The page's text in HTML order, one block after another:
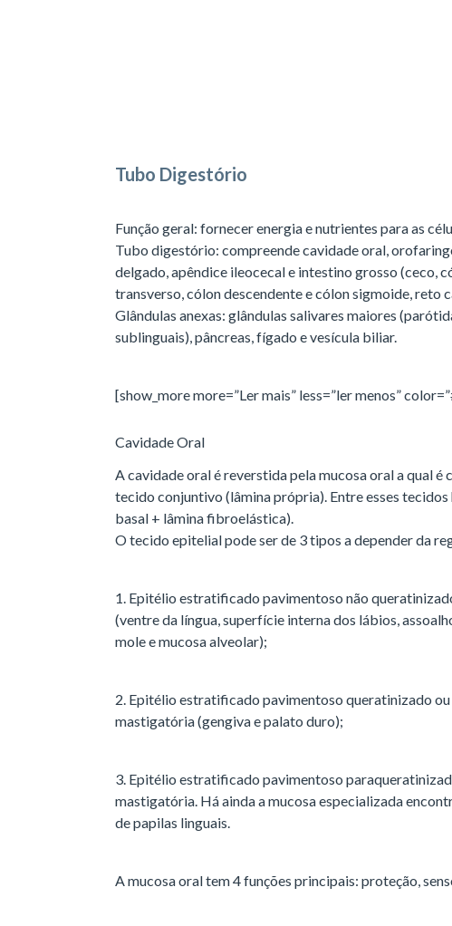
Tubo Digestório
Função geral: fornecer energia e nutrientes para as
Tubo digestório: compreende cavidade oral,
delgado, apêndice ileocecal e intestino grosso (ceco,
transverso, cólon descendente e cólon sigmoide, reto
Glândulas anexas: glândulas salivares maiores
sublinguais), pâncreas, fígado e vesícula biliar.
[show_more more=”Ler mais” less=”ler menos”
Cavidade Oral
A cavidade oral é reverstida pela mucosa oral a qual
tecido conjuntivo (lâmina própria). Entre esses tecidos
basal + lâmina fibroelástica).
O tecido epitelial pode ser de 3 tipos a depender da
1. Epitélio estratificado pavimentoso não
(ventre da língua, superfície interna dos lábios,
mole e mucosa alveolar);
2. Epitélio estratificado pavimentoso queratinizado
mastigatória (gengiva e palato duro);
3. Epitélio estratificado pavimentoso
mastigatória. Há ainda a mucosa especializada
de papilas linguais.
A mucosa oral tem 4 funções principais: proteção,